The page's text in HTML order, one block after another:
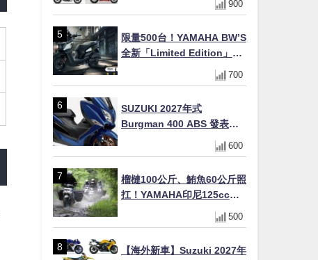
FIREBLADE SP首度躋身前
900
限量500台！YAMAHA BW’S
全新「Limited Edition」都
市探索限定色 GOOPiMADE
聯名包同步登場
700
SUZUKI 2027年式
Burgman 400 ABS 發表！
8/18日本上市、支援E10汽油
售價98萬100日圓
600
榴槤100公斤、鮪魚60公斤照
扛！YAMAHA印尼125cc速
克達Gear Ultima 2740公里
耐操實測
500
【海外新車】Suzuki 2027年